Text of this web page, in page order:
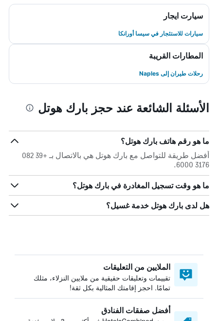
سيارت ايجار
سيارات للاستئجار في سيسا أورانكا
المطارات القريبة
رحلات طيران إلى Naples
الأسئلة الشائعة عند حجز بارك هوتل
ما هو رقم هاتف بارك هوتل؟
أفضل طريقة للتواصل مع بارك هوتل هي بالاتصال بـ +39 082
3176 6000.
ما هو وقت تسجيل المغادرة في بارك هوتل؟
هل لدى بارك هوتل خدمة غسيل؟
الملايين من التعليقات
تقييمات وتعليقات حقيقية من ملايين النزلاء، مثلك
تمامًا. احجز إقامتك المثالية بكل ثقة!
أفضل صفقات الفنادق